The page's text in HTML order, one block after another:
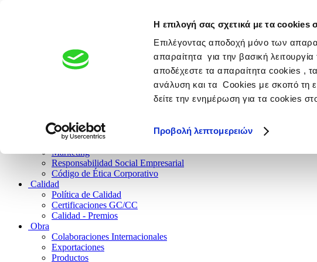
Η επιλογή σας σχετικά με τα cookies
Επιλέγοντας αποδοχή μόνο των
απαραίτητα για την βασική
αποδέχεστε τα απαραίτητα cookies ,
ανάλυση και τα Cookies με σκοπό τη
δείτε την ενημέρωση για τα cookies
Προβολή λεπτομερειών
Empresa del Grupo Giannakopoulos
Espíritu
Investigación
Recursos Humanos
Marketing
Responsabilidad Social Empresarial
Código de Ética Corporativo
Calidad
Política de Calidad
Certificaciones GC/CC
Calidad - Premios
Obra
Colaboraciones Internacionales
Exportaciones
Productos